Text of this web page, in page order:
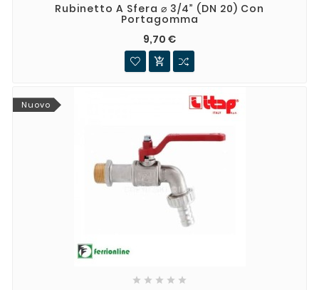
Rubinetto A Sfera ⌀ 3/4” (DN 20) Con
Portagomma
9,70 €

Nuovo
    